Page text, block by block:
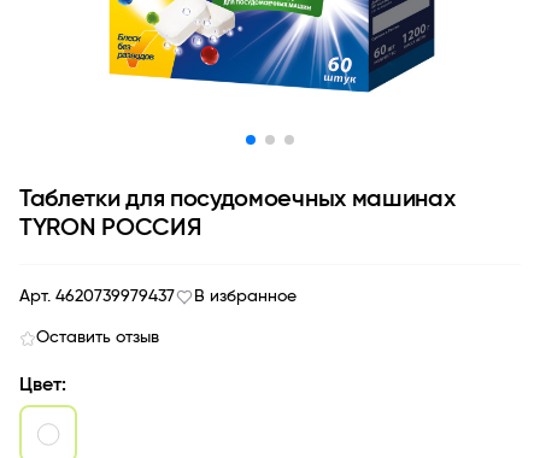
Таблетки для посудомоечных машинах
TYRON РОССИЯ
Арт. 4620739979437 В избранное
Оставить отзыв
Цвет: